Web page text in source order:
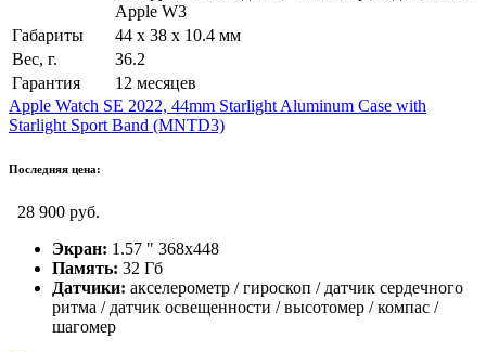
Apple W3
Габариты
44 x 38 x 10.4 мм
Вес, г.
36.2
Гарантия
12 месяцев
Apple Watch SE 2022, 44mm Starlight Aluminum Case with
Starlight Sport Band (MNTD3)
Последняя цена:
28 900 руб.
Экран: 1.57 " 368x448
Память: 32 Гб
Датчики: акселерометр / гироскоп / датчик сердечного
ритма / датчик освещенности / высотомер / компас /
шагомер